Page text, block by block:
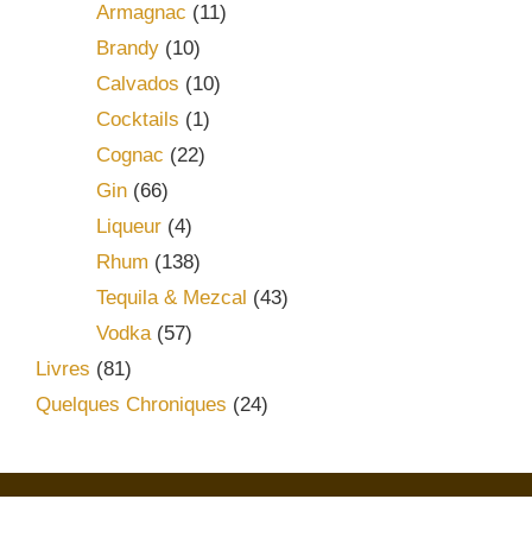
Armagnac (11)
Brandy (10)
Calvados (10)
Cocktails (1)
Cognac (22)
Gin (66)
Liqueur (4)
Rhum (138)
Tequila & Mezcal (43)
Vodka(57)
Livres (81)
Quelques Chroniques (24)